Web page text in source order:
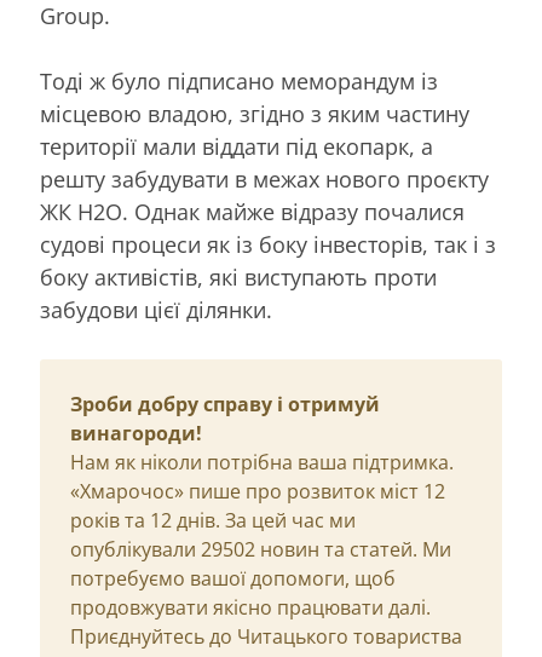
Group.
Тоді ж було підписано меморандум із
місцевою владою, згідно з яким частину
території мали віддати під екопарк, а
решту забудувати в межах нового проєкту
ЖК H2O. Однак майже відразу почалися
судові процеси як із боку інвесторів, так і з
боку активістів, які виступають проти
забудови цієї ділянки.
Зроби добру справу і отримуй
винагороди!
Нам як ніколи потрібна ваша підтримка.
«Хмарочос» пише про розвиток міст 12
років та 12 днів. За цей час ми
опублікували 29502 новин та статей. Ми
потребуємо вашої допомоги, щоб
продовжувати якісно працювати далі.
Приєднуйтесь до Читацького товариства